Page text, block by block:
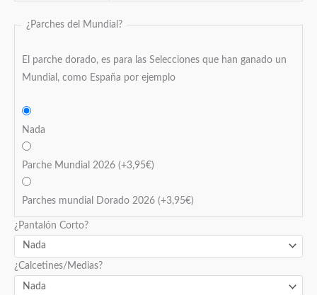
¿Parches del Mundial?
El parche dorado, es para las Selecciones que han ganado un
Mundial, como España por ejemplo
Nada
Parche Mundial 2026(+3,95€)
Parches mundial Dorado 2026(+3,95€)
¿Pantalón Corto?
¿Calcetines/Medias?